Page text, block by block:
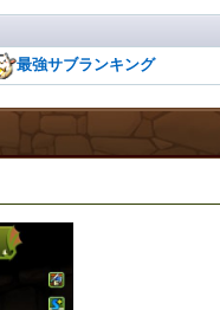
最強サブランキング